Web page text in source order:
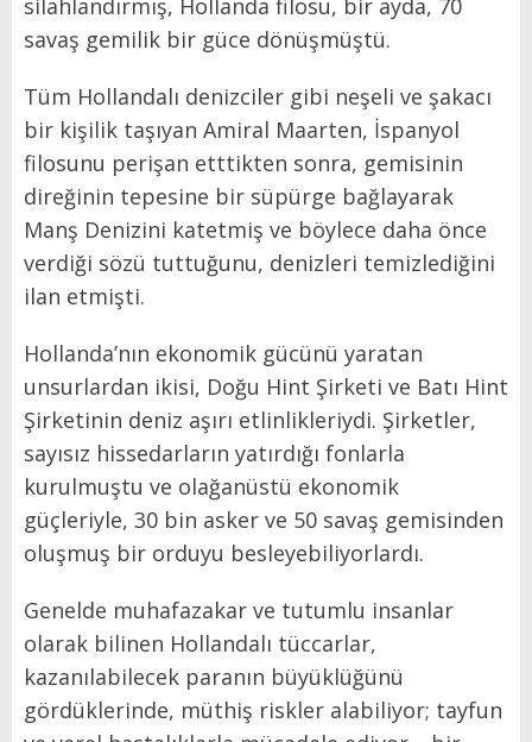
silahlandırmış, Hollanda filosu, bir ayda, 70
savaş gemilik bir güce dönüşmüştü.
Tüm Hollandalı denizciler gibi neşeli ve şakacı
bir kişilik taşıyan Amiral Maarten, İspanyol
filosunu perişan etttikten sonra, gemisinin
direğinin tepesine bir süpürge bağlayarak
Manş Denizini katetmiş ve böylece daha önce
verdiği sözü tuttuğunu, denizleri temizlediğini
ilan etmişti.
Hollanda’nın ekonomik gücünü yaratan
unsurlardan ikisi, Doğu Hint Şirketi ve Batı Hint
Şirketinin deniz aşırı etlinlikleriydi. Şirketler,
sayısız hissedarların yatırdığı fonlarla
kurulmuştu ve olağanüstü ekonomik
güçleriyle, 30 bin asker ve 50 savaş gemisinden
oluşmuş bir orduyu besleyebiliyorlardı.
Genelde muhafazakar ve tutumlu insanlar
olarak bilinen Hollandalı tüccarlar,
kazanılabilecek paranın büyüklüğünü
gördüklerinde, müthiş riskler alabiliyor; tayfun